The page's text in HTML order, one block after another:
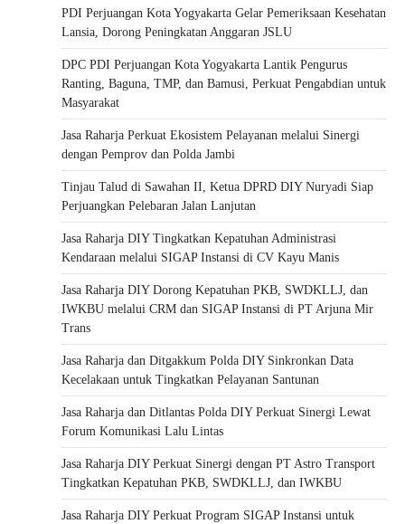
PDI Perjuangan Kota Yogyakarta Gelar Pemeriksaan Kesehatan
Lansia, Dorong Peningkatan Anggaran JSLU
DPC PDI Perjuangan Kota Yogyakarta Lantik Pengurus
Ranting, Baguna, TMP, dan Bamusi, Perkuat Pengabdian untuk
Masyarakat
Jasa Raharja Perkuat Ekosistem Pelayanan melalui Sinergi
dengan Pemprov dan Polda Jambi
Tinjau Talud di Sawahan II, Ketua DPRD DIY Nuryadi Siap
Perjuangkan Pelebaran Jalan Lanjutan
Jasa Raharja DIY Tingkatkan Kepatuhan Administrasi
Kendaraan melalui SIGAP Instansi di CV Kayu Manis
Jasa Raharja DIY Dorong Kepatuhan PKB, SWDKLLJ, dan
IWKBU melalui CRM dan SIGAP Instansi di PT Arjuna Mir
Trans
Jasa Raharja dan Ditgakkum Polda DIY Sinkronkan Data
Kecelakaan untuk Tingkatkan Pelayanan Santunan
Jasa Raharja dan Ditlantas Polda DIY Perkuat Sinergi Lewat
Forum Komunikasi Lalu Lintas
Jasa Raharja DIY Perkuat Sinergi dengan PT Astro Transport
Tingkatkan Kepatuhan PKB, SWDKLLJ, dan IWKBU
Jasa Raharja DIY Perkuat Program SIGAP Instansi untuk